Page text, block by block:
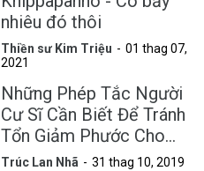
nhiêu đó thôi
Thiền sư Kim Triệu
01 thag 07,
2021
Những Phép Tắc Người
Cư Sĩ Cần Biết Để Tránh
Tổn Giảm Phước Cho
Mình
Trúc Lan Nhã 31 thag 10, 2019